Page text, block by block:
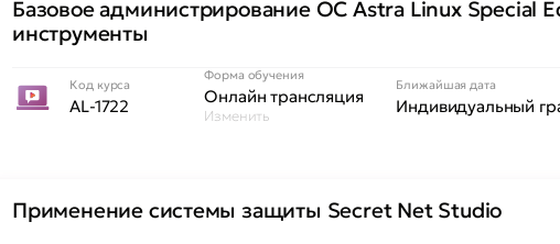
Базовое администрирование ОС Astra Linux Special
инструменты
Код курса
AL-1722
Форма обучения
Онлайн трансляция
Изменить
Ближайшая дата
Индивидуальный
Применение системы защиты Secret Net Studio